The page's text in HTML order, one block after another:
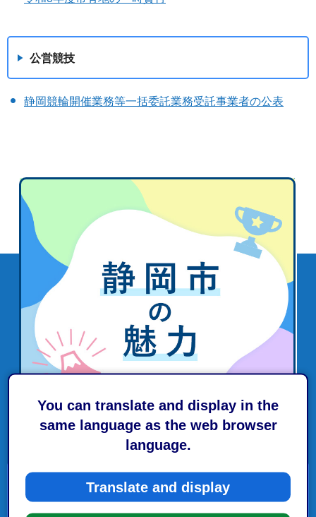
You can translate and display in the
same language as the web browser
language.
Translate and display
公営競技
静岡競輪開催業務等一括委託業務受託事業者の公表